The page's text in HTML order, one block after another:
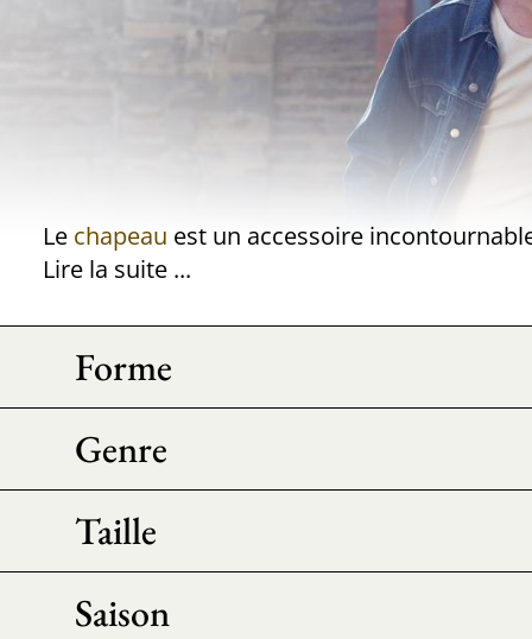
Le chapeau est un accessoire incontournable. Inutile alors de s'en priver, surtout lorsqu'il est proposé à petit prix
Lire la suite ...
Forme
Genre
Taille
Saison